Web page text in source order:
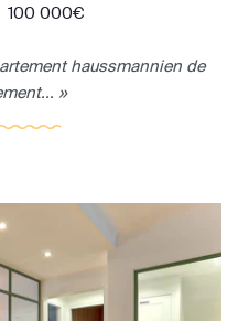
100 000€
haussmannien de
»